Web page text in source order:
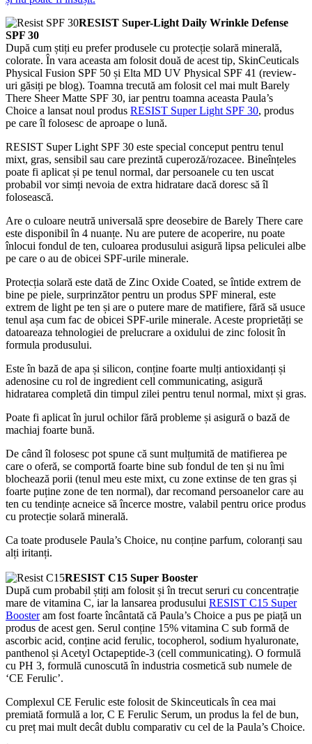
RESIST Super-Light Daily Wrinkle Defense
SPF 30
După cum știți eu prefer produsele cu protecție solară minerală,
colorate. În vara aceasta am folosit două de acest tip, SkinCeuticals
Physical Fusion SPF 50 și Elta MD UV Physical SPF 41 (review-
uri găsiți pe blog). Toamna trecută am folosit cel mai mult Barely
There Sheer Matte SPF 30, iar pentru toamna aceasta Paula’s
Choice a lansat noul produs RESIST Super Light SPF 30, produs
pe care îl folosesc de aproape o lună.
RESIST Super Light SPF 30 este special conceput pentru tenul
mixt, gras, sensibil sau care prezintă cuperoză/rozacee. Bineînțeles
poate fi aplicat și pe tenul normal, dar persoanele cu ten uscat
probabil vor simți nevoia de extra hidratare dacă doresc să îl
folosească.
Are o culoare neutră universală spre deosebire de Barely There care
este disponibil în 4 nuanțe. Nu are putere de acoperire, nu poate
înlocui fondul de ten, culoarea produsului asigură lipsa peliculei albe
pe care o au de obicei SPF-urile minerale.
Protecția solară este dată de Zinc Oxide Coated, se întide extrem de
bine pe piele, surprinzător pentru un produs SPF mineral, este
extrem de light pe ten și are o putere mare de matifiere, fără să usuce
tenul așa cum fac de obicei SPF-urile minerale. Aceste proprietăți se
datoareaza tehnologiei de prelucrare a oxidului de zinc folosit în
formula produsului.
Este în bază de apa și silicon, conține foarte mulți antioxidanți și
adenosine cu rol de ingredient cell communicating, asigură
hidratarea completă din timpul zilei pentru tenul normal, mixt și gras.
Poate fi aplicat în jurul ochilor fără probleme și asigură o bază de
machiaj foarte bună.
De când îl folosesc pot spune că sunt mulțumită de matifierea pe
care o oferă, se comportă foarte bine sub fondul de ten și nu îmi
blochează porii (tenul meu este mixt, cu zone extinse de ten gras și
foarte puține zone de ten normal), dar recomand persoanelor care au
ten cu tendințe acneice să încerce mostre, valabil pentru orice produs
cu protecție solară minerală.
Ca toate produsele Paula’s Choice, nu conține parfum, coloranți sau
alți iritanți.
RESIST C15 Super Booster
După cum probabil știți am folosit și în trecut seruri cu concentrație
mare de vitamina C, iar la lansarea produsului RESIST C15 Super
Boosteram fost foarte încântată că Paula’s Choice a pus pe piață un
produs de acest gen. Serul conține 15% vitamina C sub formă de
ascorbic acid, conține acid ferulic, tocopherol, sodium hyaluronate,
panthenol și Acetyl Octapeptide-3 (cell communicating). O formulă
cu PH 3, formulă cunoscută în industria cosmetică sub numele de
‘CE Ferulic’.
Complexul CE Ferulic este folosit de Skinceuticals în cea mai
premiată formulă a lor, C E Ferulic Serum, un produs la fel de bun,
cu preț mai mult decât dublu comparativ cu cel de la Paula’s Choice.